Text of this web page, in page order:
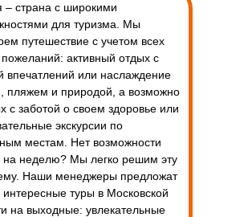
– страна с широкими
для туризма. Мы
путешествие с учетом всех
активный отдых с
впечатлений или наслаждение
пляжем и природой, а возможно
с заботой о своем здоровье или
экскурсии по
местам. Нет возможности
на неделю? Мы легко решим эту
Наши менеджеры предложат
туры в Московской
на выходные: увлекательные